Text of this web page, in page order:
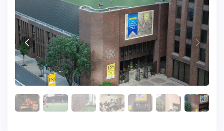
و فشار عصبی، بر روی اهداف و خواسته‌های خود تمرکز
کنند. این مدرسه در تلاش است تا با تشویق دانش‌آموزان به
آموختن و فراهم کردن موقعیت‌های چالش‌برانگیز، یادگیری
را برای آن‌ها لذت‌بخش کند.